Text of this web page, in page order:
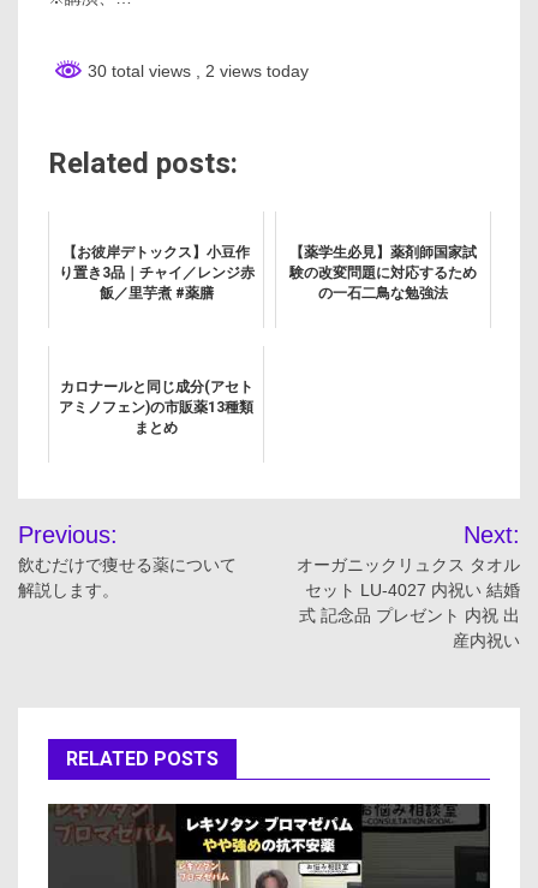
30 total views , 2 views today
Related posts:
【お彼岸デトックス】小豆作
り置き3品｜チャイ／レンジ赤
飯／里芋煮 #薬膳
【薬学生必見】薬剤師国家試
験の改変問題に対応するため
の一石二鳥な勉強法
カロナールと同じ成分(アセト
アミノフェン)の市販薬13種類
まとめ
投
稿
ー
シ
Previous:
飲むだけで痩せる薬について
解説します。
Next:
オーガニックリュクス タオル
セット LU-4027 内祝い 結婚
式 記念品 プレゼント 内祝 出
産内祝い
RELATED POSTS